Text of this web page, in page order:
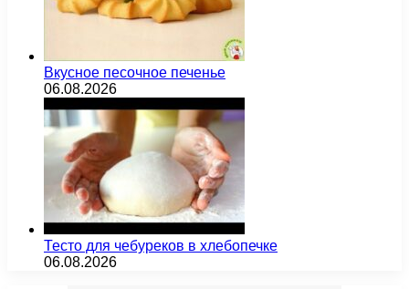
Вкусное песочное печенье
06.08.2026
Тесто для чебуреков в хлебопечке
06.08.2026